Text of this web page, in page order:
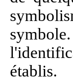
établis.